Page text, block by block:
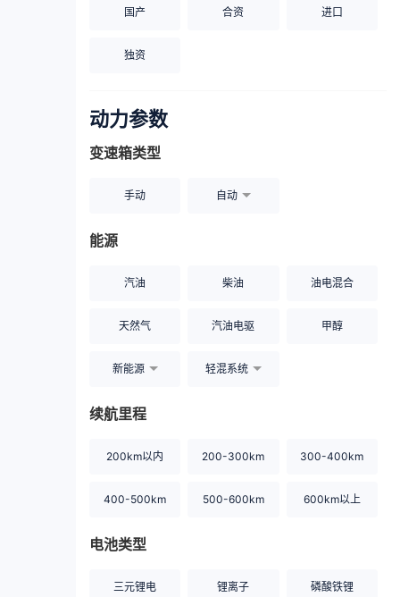
国产 合资 进口
独资
动力参数
变速箱类型
手动 自动
能源
汽油 柴油 油电混合
天然气 汽油电驱 甲醇
新能源 轻混系统
续航里程
200km以内 200-300km 300-400km
400-500km 500-600km 600km以上
电池类型
三元锂电 锂离子 磷酸铁锂